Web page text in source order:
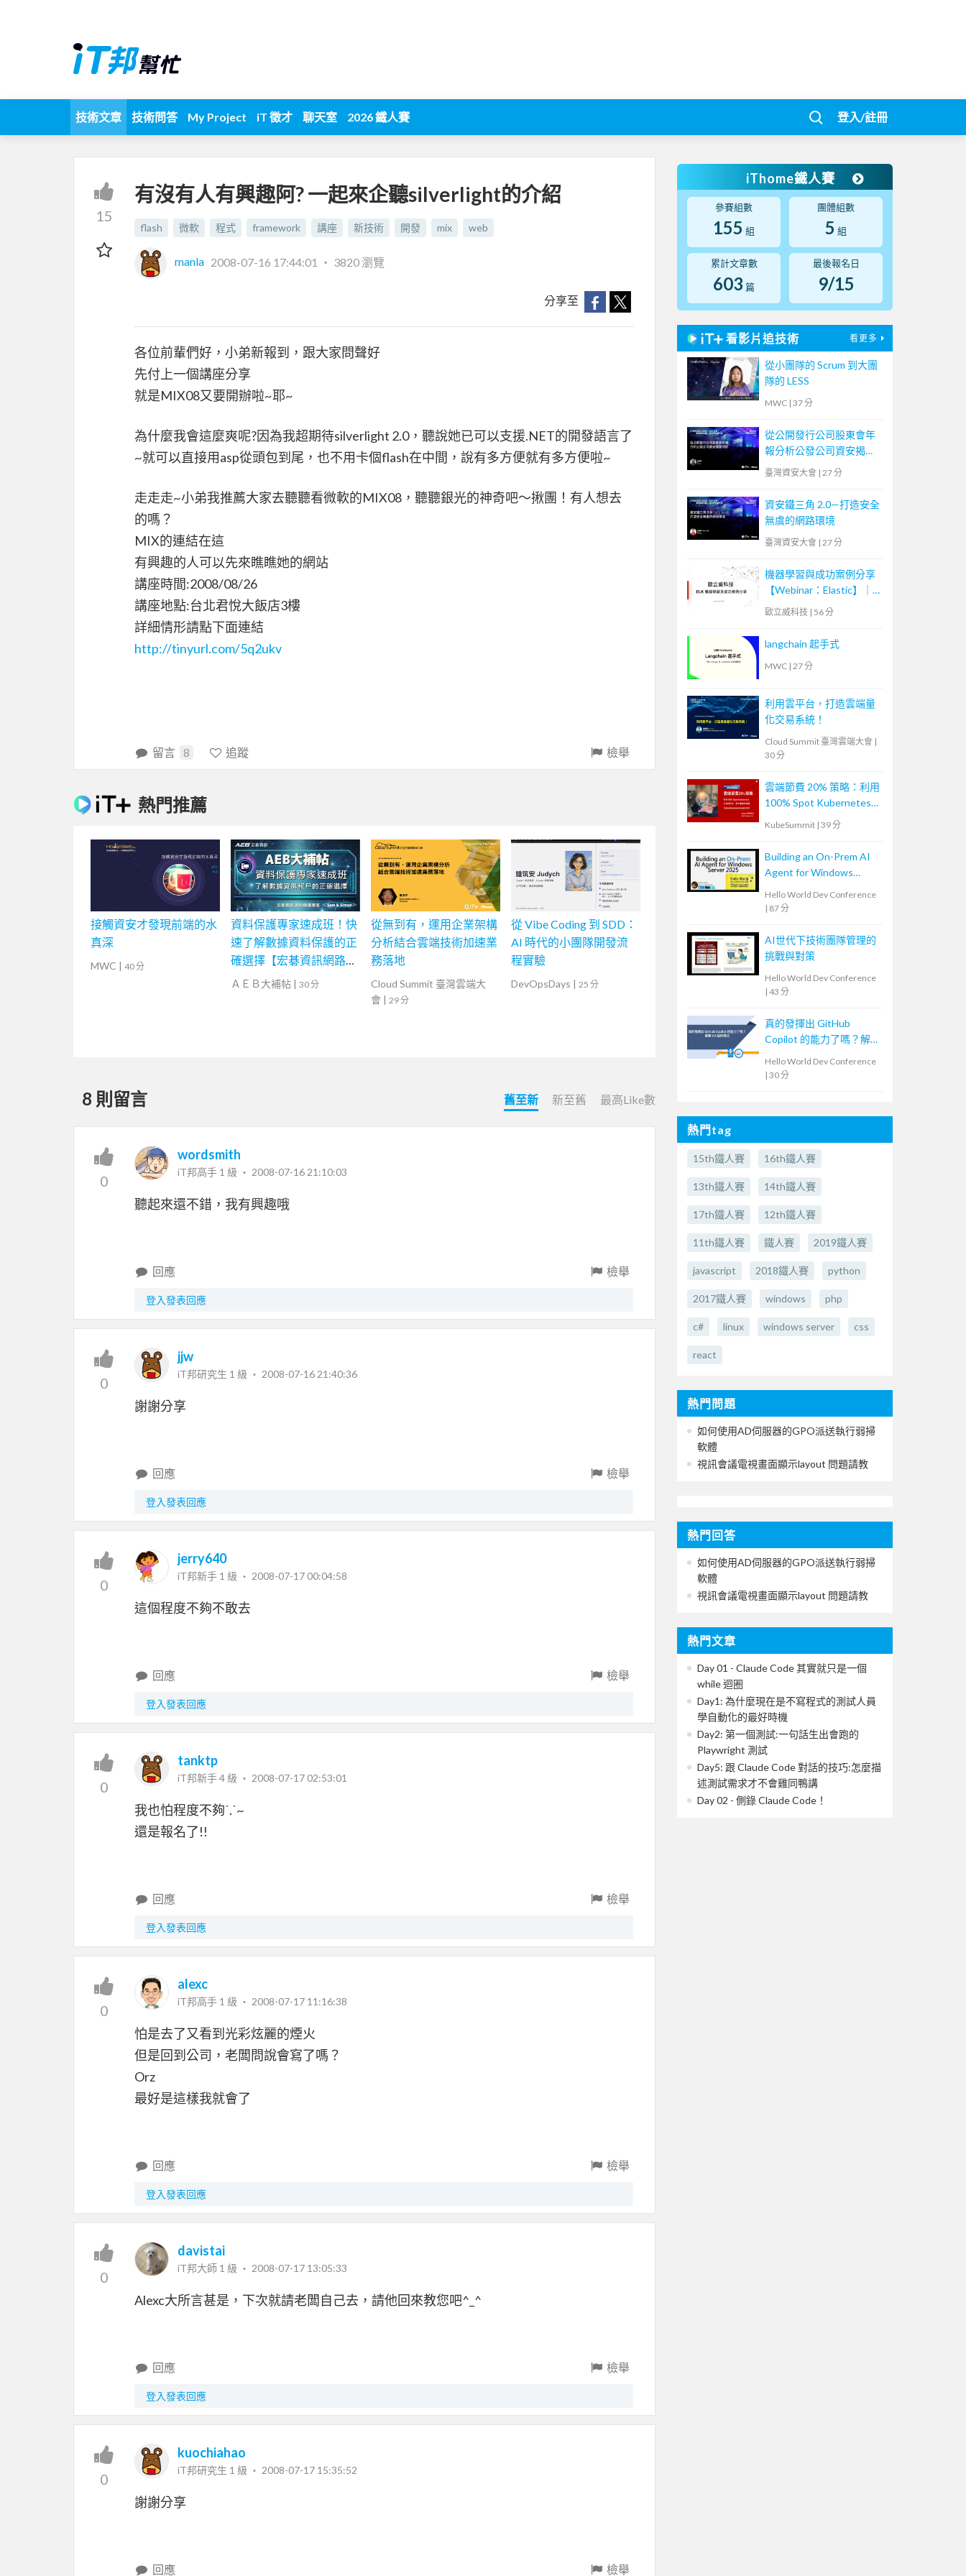
技術文章 技術問答 My Project iT 徵才 聊天室 2026 鐵人賽 登入/註冊
15
有沒有人有興趣阿? 一起來企聽silverlight的介紹
flash 微軟 程式 framework 講座 新技術 開發 mix web
manla 2008-07-16 17:44:01 ‧ 3820 瀏覽
分享至
各位前輩們好，小弟新報到，跟大家問聲好
先付上一個講座分享
就是MIX08又要開辦啦~耶~
為什麼我會這麼爽呢?因為我超期待silverlight 2.0，聽說她已可以支援.NET的開發語言了
~就可以直接用asp從頭包到尾，也不用卡個flash在中間，說有多方便就有多方便啦~
走走走~小弟我推薦大家去聽聽看微軟的MIX08，聽聽銀光的神奇吧～揪團！有人想去
的嗎？
MIX的連結在這
有興趣的人可以先來瞧瞧她的網站
講座時間:2008/08/26
講座地點:台北君悅大飯店3樓
詳細情形請點下面連結
http://tinyurl.com/5q2ukv
留言 8 追蹤 檢舉
熱門推薦
接觸資安才發現前端的水
真深
MWC | 40 分
資料保護專家速成班！快
速了解數據資料保護的正
確選擇【宏碁資訊網路學
堂】
ＡＥＢ大補帖 | 30 分
從無到有，運用企業架構
分析結合雲端技術加速業
務落地
Cloud Summit 臺灣雲端大
會 | 29 分
從 Vibe Coding 到 SDD：
AI 時代的小團隊開發流
程實驗
DevOpsDays | 25 分
8 則留言 舊至新 新至舊 最高Like數
0
wordsmith
iT邦高手 1 級 ‧ 2008-07-16 21:10:03
聽起來還不錯，我有興趣哦
回應 檢舉
登入發表回應
0
jjw
iT邦研究生 1 級 ‧ 2008-07-16 21:40:36
謝謝分享
回應 檢舉
登入發表回應
0
jerry640
iT邦新手 1 級 ‧ 2008-07-17 00:04:58
這個程度不夠不敢去
回應 檢舉
登入發表回應
0
tanktp
iT邦新手 4 級 ‧ 2008-07-17 02:53:01
我也怕程度不夠ˊ.ˋ~
還是報名了!!
回應 檢舉
登入發表回應
0
alexc
iT邦高手 1 級 ‧ 2008-07-17 11:16:38
怕是去了又看到光彩炫麗的煙火
但是回到公司，老闆問說會寫了嗎？
Orz
最好是這樣我就會了
回應 檢舉
登入發表回應
0
davistai
iT邦大師 1 級 ‧ 2008-07-17 13:05:33
Alexc大所言甚是，下次就請老闆自己去，請他回來教您吧^_^
回應 檢舉
登入發表回應
0
kuochiahao
iT邦研究生 1 級 ‧ 2008-07-17 15:35:52
謝謝分享
回應 檢舉
iThome鐵人賽
參賽組數
155 組
團體組數
5 組
累計文章數
603 篇
最後報名日
9/15
看影片追技術 看更多
從小團隊的 Scrum 到大團
隊的 LESS
MWC | 37 分
從公開發行公司股東會年
報分析公發公司資安揭露
情形
臺灣資安大會 | 27 分
資安鐵三角 2.0—打造安全
無虞的網路環境
臺灣資安大會 | 27 分
機器學習與成功案例分享
【Webinar：Elastic】｜
歐立威科技
歐立威科技 | 56 分
langchain 起手式
MWC | 27 分
利用雲平台，打造雲端量
化交易系統！
Cloud Summit 臺灣雲端大會 |
30 分
雲端節費 20% 策略：利用
100% Spot Kubernetes
打造低成本、高可靠應用
KubeSummit | 39 分
Building an On-Prem AI
Agent for Windows
System Maintenance
Hello World Dev Conference
| 87 分
AI世代下技術團隊管理的
挑戰與對策
Hello World Dev Conference
| 43 分
真的發揮出 GitHub
Copilot 的能力了嗎？解
Hello World Dev Conference
| 30 分
熱門tag
15th鐵人賽 16th鐵人賽
13th鐵人賽 14th鐵人賽
17th鐵人賽 12th鐵人賽
11th鐵人賽 鐵人賽 2019鐵人賽
javascript 2018鐵人賽 python
2017鐵人賽 windows php
c# linux windows server css
react
熱門問題
如何使用AD伺服器的GPO派送執行弱掃
軟體
視訊會議電視畫面顯示layout 問題請教
熱門回答
如何使用AD伺服器的GPO派送執行弱掃
軟體
視訊會議電視畫面顯示layout 問題請教
熱門文章
Day 01 - Claude Code 其實就只是一個
while 迴圈
Day1: 為什麼現在是不寫程式的測試人員
學自動化的最好時機
Day2: 第一個測試:一句話生出會跑的
Playwright 測試
Day5: 跟 Claude Code 對話的技巧:怎麼描
述測試需求才不會雞同鴨講
Day 02 - 側錄 Claude Code！